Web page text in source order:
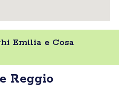
Emilia e Cosa
Reggio